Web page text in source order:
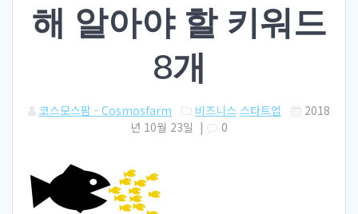
해 알아야 할 키워드
8개
코스모스팜 - Cosmosfarm 비즈니스 스타트업
2018
년 10월 23일 | 0